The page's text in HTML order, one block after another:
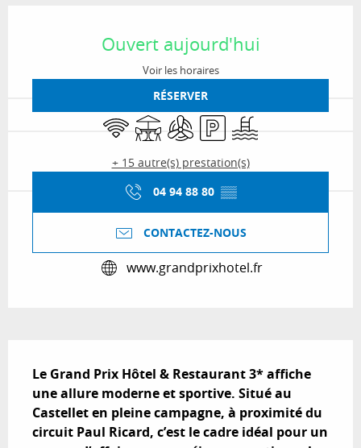
Ouvert aujourd'hui
Voir les horaires
RÉSERVER
WiFi TerrasseAir conditionné
ParkingPiscine
+ 15 autre(s) prestation(s)
04 94 88 80 ▒▒
CONTACTEZ-NOUS
www.grandprixhotel.fr
Le Grand Prix Hôtel & Restaurant 3* affiche
une allure moderne et sportive. Situé au
Castellet en pleine campagne, à proximité du
circuit Paul Ricard, c’est le cadre idéal pour un